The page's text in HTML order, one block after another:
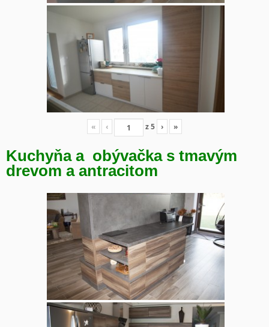
« ‹ z5 › »
Kuchyňa a obývačka s tmavým
drevom a antracitom